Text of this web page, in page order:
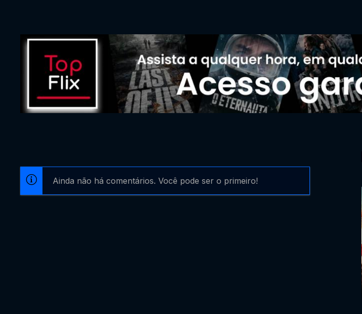
Ainda não há comentários. Você pode ser o primeiro!